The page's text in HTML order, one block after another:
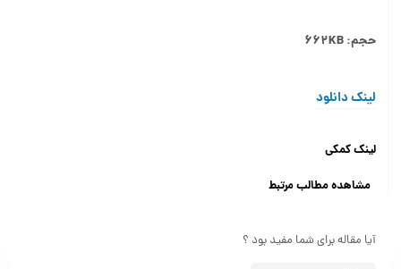
حجم: ۶۶۲KB
لینک دانلود
لینک کمکی
مشاهده مطالب مرتبط
آیا مقاله برای شما مفید بود ؟